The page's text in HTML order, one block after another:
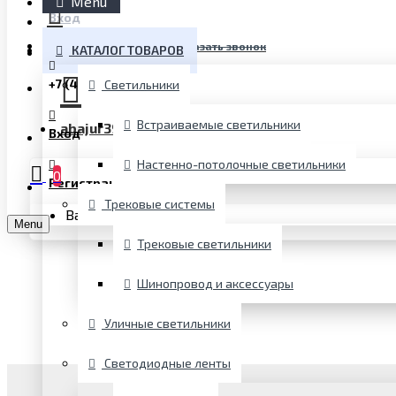
Вход
Регистрация
+7 (4012) 35-98-99Заказать звонок
abajur39@gmail.comНаписать письмо
0
Ваша корзина пуста!
КАТАЛОГ ТОВАРОВ
Светильники
Встраиваемые светильники
Настенно-потолочные светильники
Трековые системы
Трековые светильники
Шинопровод и аксессуары
Уличные светильники
Светодиодные ленты
+7 (4012) 35-98-99
Вход
Регистрация
Menu